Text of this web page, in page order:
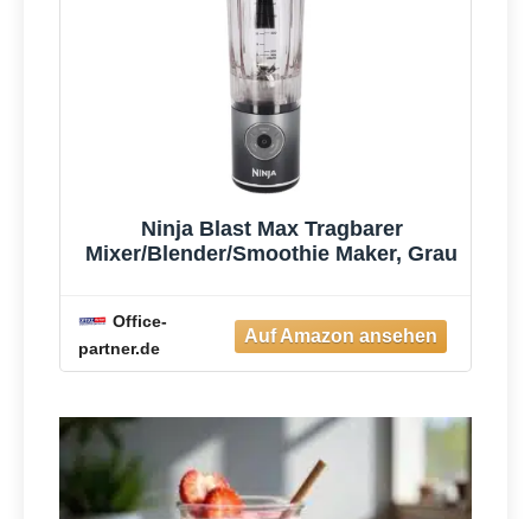
Ninja Blast Max Tragbarer
Mixer/Blender/Smoothie Maker, Grau
Office-
partner.de